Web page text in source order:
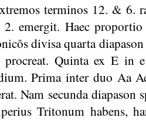
terminos 12. & 6.
emergit. Haec
divisa quarta
Quinta ex E in
Prima inter duo Aa
Nam secunda diapason
Tritonum habens,